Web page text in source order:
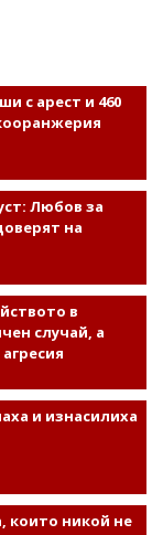
с арест и 460
Любов за
на
в
случай, а
и изнасилиха
които никой не